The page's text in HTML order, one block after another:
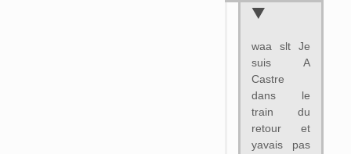
waa slt Je
suis A
Castre
dans le
train du
retour et
yavais pas